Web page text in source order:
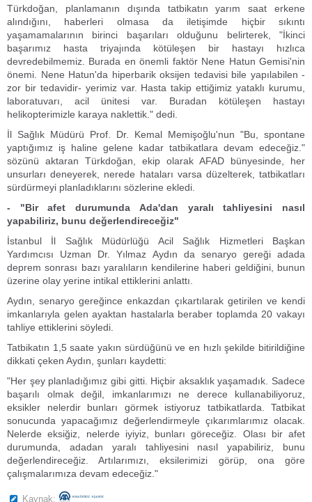
Türkdoğan, planlamanın dışında tatbikatın yarım saat erkene
alındığını, haberleri olmasa da iletişimde hiçbir sıkıntı
yaşamamalarının birinci başarıları olduğunu belirterek, "İkinci
başarımız hasta triyajında kötüleşen bir hastayı hızlıca
devredebilmemiz. Burada en önemli faktör Nene Hatun Gemisi'nin
önemi. Nene Hatun'da hiperbarik oksijen tedavisi bile yapılabilen -
zor bir tedavidir- yerimiz var. Hasta takip ettiğimiz yataklı kurumu,
laboratuvarı, acil ünitesi var. Buradan kötüleşen hastayı
helikopterimizle karaya naklettik." dedi.
İl Sağlık Müdürü Prof. Dr. Kemal Memişoğlu'nun "Bu, spontane
yaptığımız iş haline gelene kadar tatbikatlara devam edeceğiz."
sözünü aktaran Türkdoğan, ekip olarak AFAD bünyesinde, her
unsurları deneyerek, nerede hataları varsa düzelterek, tatbikatları
sürdürmeyi planladıklarını sözlerine ekledi.
- "Bir afet durumunda Ada'dan yaralı tahliyesini nasıl
yapabiliriz, bunu değerlendireceğiz"
İstanbul İl Sağlık Müdürlüğü Acil Sağlık Hizmetleri Başkan
Yardımcısı Uzman Dr. Yılmaz Aydın da senaryo gereği adada
deprem sonrası bazı yaralıların kendilerine haberi geldiğini, bunun
üzerine olay yerine intikal ettiklerini anlattı.
Aydın, senaryo gereğince enkazdan çıkartılarak getirilen ve kendi
imkanlarıyla gelen ayaktan hastalarla beraber toplamda 20 vakayı
tahliye ettiklerini söyledi.
Tatbikatın 1,5 saate yakın sürdüğünü ve en hızlı şekilde bitirildiğine
dikkati çeken Aydın, şunları kaydetti:
"Her şey planladığımız gibi gitti. Hiçbir aksaklık yaşamadık. Sadece
başarılı olmak değil, imkanlarımızı ne derece kullanabiliyoruz,
eksikler nelerdir bunları görmek istiyoruz tatbikatlarda. Tatbikat
sonucunda yapacağımız değerlendirmeyle çıkarımlarımız olacak.
Nelerde eksiğiz, nelerde iyiyiz, bunları göreceğiz. Olası bir afet
durumunda, adadan yaralı tahliyesini nasıl yapabiliriz, bunu
değerlendireceğiz. Artılarımızı, eksilerimizi görüp, ona göre
çalışmalarımıza devam edeceğiz."
Kaynak: